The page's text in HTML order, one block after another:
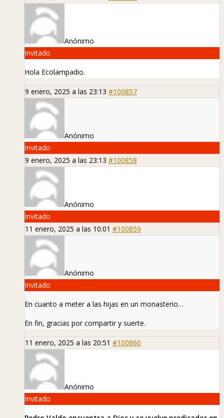
Anónimo
Invitado
Hola Ecolampadio.
9 enero, 2025 a las 23:13 #100857
Anónimo
Invitado
9 enero, 2025 a las 23:13 #100858
Anónimo
Invitado
11 enero, 2025 a las 10:01 #100859
Anónimo
Invitado
En cuanto a meter a las hijas en un monasterio…
En fin, gracias por compartir y suerte.
11 enero, 2025 a las 20:51 #100860
Anónimo
Invitado